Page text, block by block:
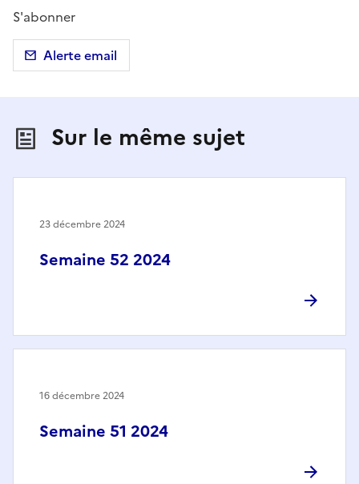
S'abonner
Alerte email
Sur le même sujet
Semaine 52 2024
23 décembre 2024
Semaine 51 2024
16 décembre 2024